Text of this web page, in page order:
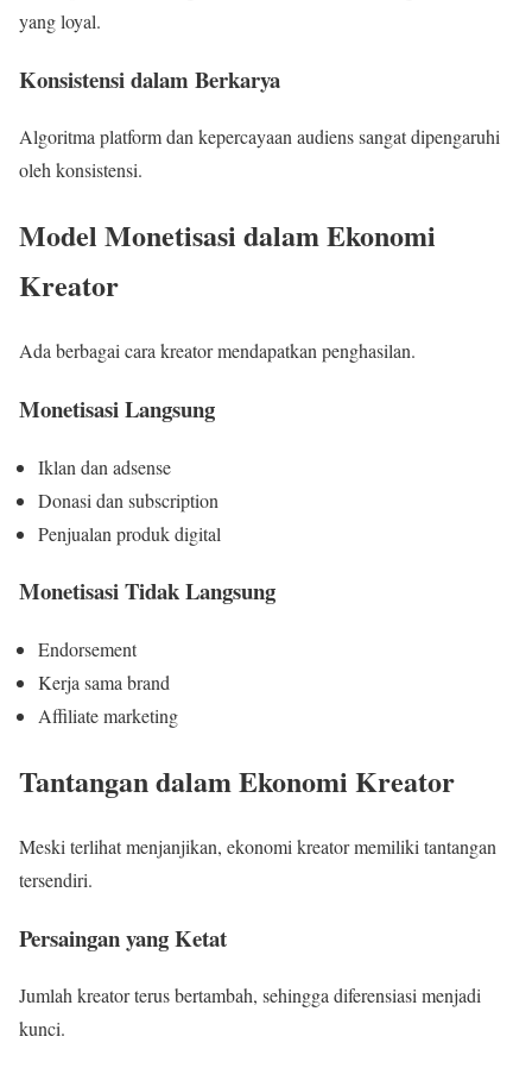
yang loyal.
Konsistensi dalam Berkarya
Algoritma platform dan kepercayaan audiens sangat dipengaruhi
oleh konsistensi.
Model Monetisasi dalam Ekonomi
Kreator
Ada berbagai cara kreator mendapatkan penghasilan.
Monetisasi Langsung
Iklan dan adsense
Donasi dan subscription
Penjualan produk digital
Monetisasi Tidak Langsung
Endorsement
Kerja sama brand
Affiliate marketing
Tantangan dalam Ekonomi Kreator
Meski terlihat menjanjikan, ekonomi kreator memiliki tantangan
tersendiri.
Persaingan yang Ketat
Jumlah kreator terus bertambah, sehingga diferensiasi menjadi
kunci.